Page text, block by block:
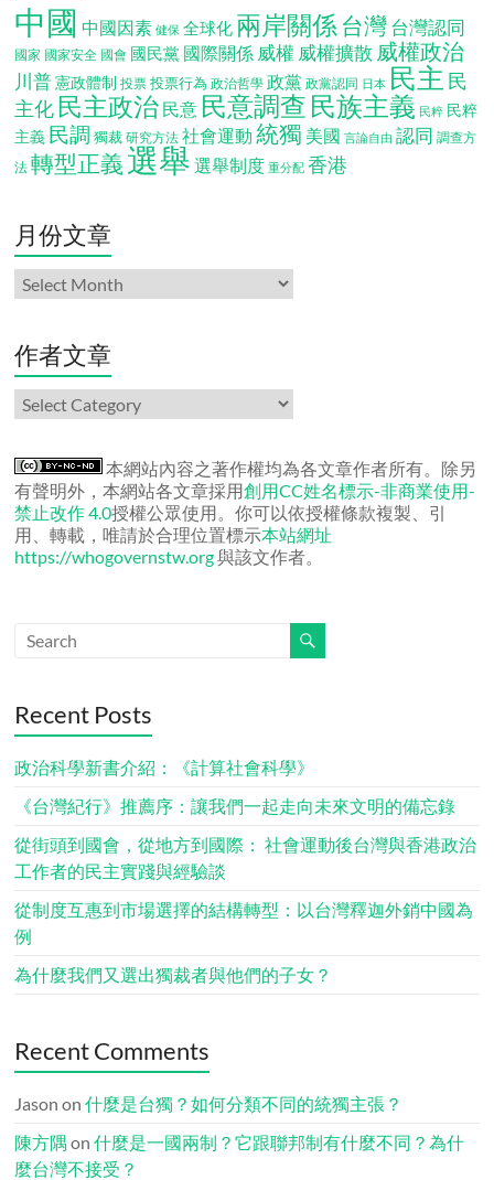
中國 中國因素 健保 全球化 兩岸關係 台灣台灣認同
國家 國家安全 國會 國民黨 國際關係 威權 威權擴散 威權政治
川普 憲政體制 投票 投票行為 政治哲學 政黨 政黨認同 日本 民主 民
主化 民主政治 民意 民意調查 民族主義 民粹 民粹
主義 民調 獨裁 研究方法 社會運動 統獨 美國 言論自由 認同 調查方
法 轉型正義 選舉 選舉制度 重分配 香港
月份文章
月
份
章
作者文章
作
者
章
本網站內容之著作權均為各文章作者所有。除另
有聲明外，本網站各文章採用創用CC姓名標示-非商業使用-
禁止改作 4.0授權公眾使用。你可以依授權條款複製、引
用、轉載，唯請於合理位置標示本站網址
https://whogovernstw.org與該文作者。
Recent Posts
政治科學新書介紹：《計算社會科學》
《台灣紀行》推薦序：讓我們一起走向未來文明的備忘錄
從街頭到國會，從地方到國際： 社會運動後台灣與香港政治
工作者的民主實踐與經驗談
從制度互惠到市場選擇的結構轉型：以台灣釋迦外銷中國為
例
為什麼我們又選出獨裁者與他們的子女？
Recent Comments
Jason on什麼是台獨？如何分類不同的統獨主張？
陳方隅 on什麼是一國兩制？它跟聯邦制有什麼不同？為什
麼台灣不接受？